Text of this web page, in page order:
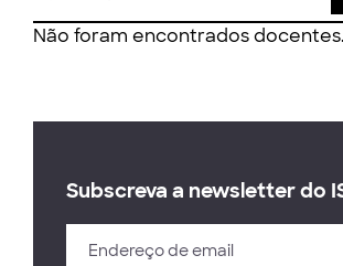
Não foram encontrados docentes.
Subscreva a newsletter do